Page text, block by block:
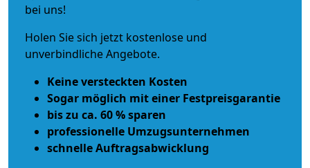
bei uns!
Holen Sie sich jetzt kostenlose und
unverbindliche Angebote.
Keine versteckten Kosten
Sogar möglich mit einer Festpreisgarantie
bis zu ca. 60 % sparen
professionelle Umzugsunternehmen
schnelle Auftragsabwicklung